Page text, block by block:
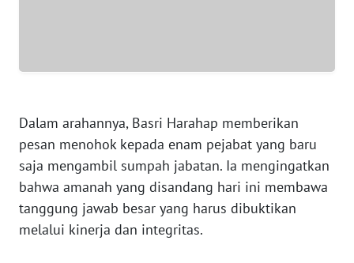
​Dalam arahannya, Basri Harahap memberikan
pesan menohok kepada enam pejabat yang baru
saja mengambil sumpah jabatan. Ia mengingatkan
bahwa amanah yang disandang hari ini membawa
tanggung jawab besar yang harus dibuktikan
melalui kinerja dan integritas.
BARAT
WN
RIAU
WN
SERAMBI
WN